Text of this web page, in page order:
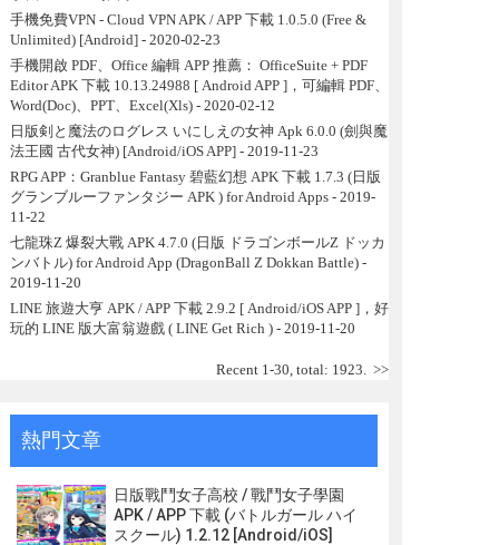
手機免費VPN - Cloud VPN APK / APP 下載 1.0.5.0 (Free &
Unlimited) [Android]- 2020-02-23
手機開啟 PDF、Office 編輯 APP 推薦： OfficeSuite + PDF
Editor APK 下載 10.13.24988 [ Android APP ]，可編輯 PDF、
Word(Doc)、PPT、Excel(Xls)- 2020-02-12
日版剣と魔法のログレス いにしえの女神 Apk 6.0.0 (劍與魔
法王國 古代女神) [Android/iOS APP]- 2019-11-23
RPG APP：Granblue Fantasy 碧藍幻想 APK 下載 1.7.3 (日版
グランブルーファンタジー APK ) for Android Apps - 2019-
11-22
七龍珠Z 爆裂大戰 APK 4.7.0 (日版 ドラゴンボールZ ドッカ
ンバトル) for Android App (DragonBall Z Dokkan Battle)-
2019-11-20
LINE 旅遊大亨 APK / APP 下載 2.9.2 [ Android/iOS APP ]，好
玩的 LINE 版大富翁遊戲 ( LINE Get Rich )- 2019-11-20
Recent 1-30, total: 1923. >>
熱門文章
日版戰鬥女子高校 / 戰鬥女子學園
APK / APP 下載 (バトルガール ハイ
スクール) 1.2.12 [Android/iOS]